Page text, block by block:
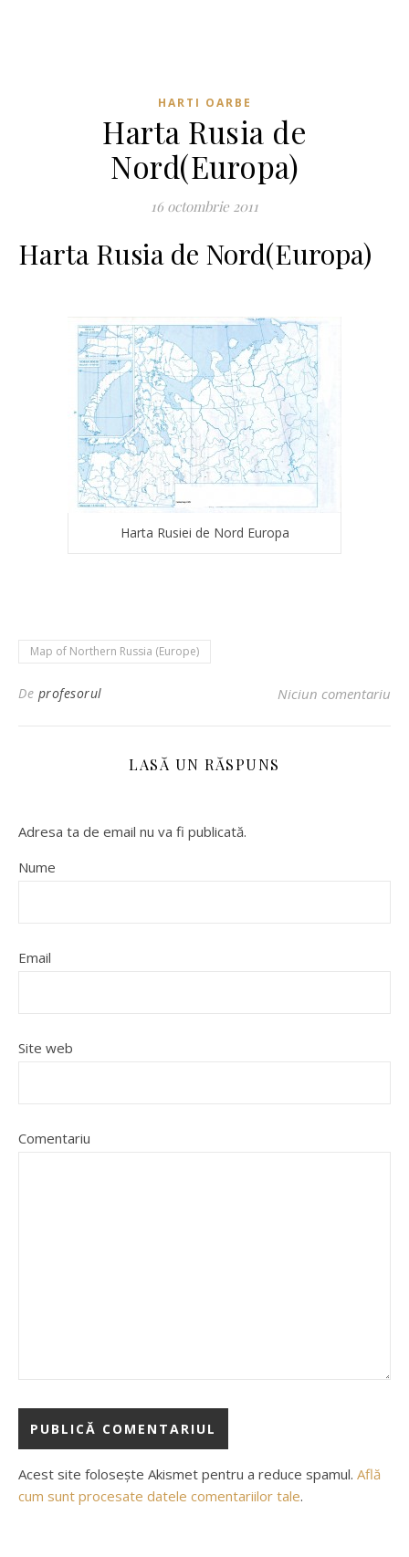
HARTI OARBE
Harta Rusia de
Nord(Europa)
16 octombrie 2011
Harta Rusia de Nord(Europa)
Harta Rusiei de Nord Europa
Map of Northern Russia (Europe)
De profesorul Niciun comentariu
LASĂ UN RĂSPUNS
Adresa ta de email nu va fi publicată.
Nume
Email
Site web
Comentariu
Acest site folosește Akismet pentru a reduce spamul. Află
cum sunt procesate datele comentariilor tale.